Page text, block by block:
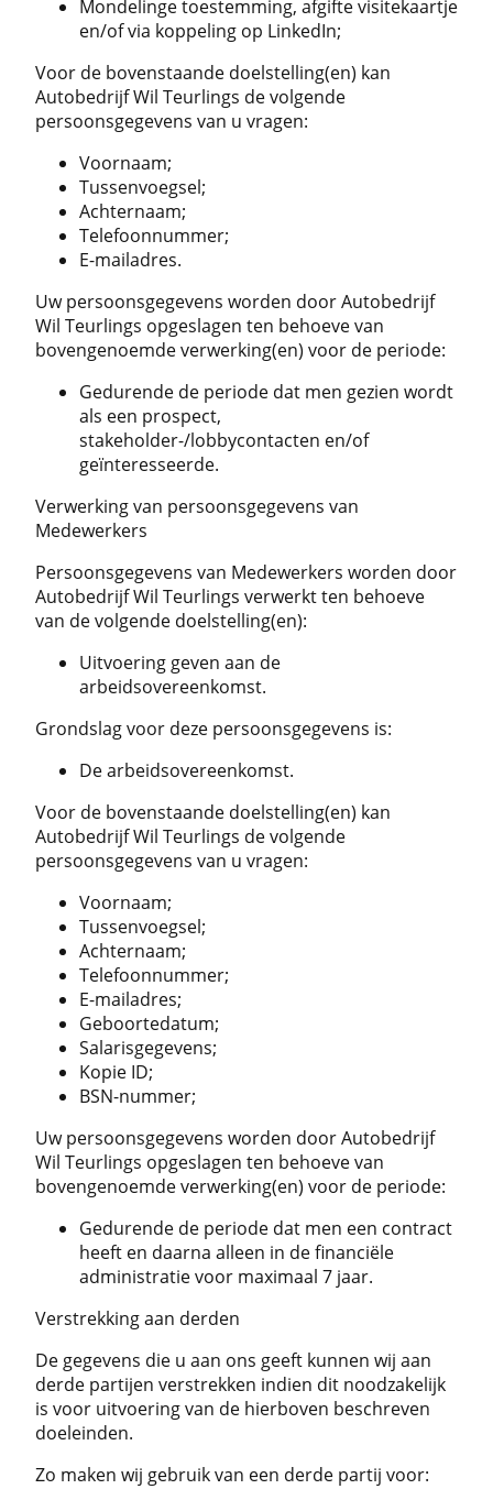
Mondelinge toestemming, afgifte visitekaartje
en/of via koppeling op LinkedIn;
Voor de bovenstaande doelstelling(en) kan
Autobedrijf Wil Teurlings de volgende
persoonsgegevens van u vragen:
Voornaam;
Tussenvoegsel;
Achternaam;
Telefoonnummer;
E-mailadres.
Uw persoonsgegevens worden door Autobedrijf
Wil Teurlings opgeslagen ten behoeve van
bovengenoemde verwerking(en) voor de periode:
Gedurende de periode dat men gezien wordt
als een prospect,
stakeholder-/lobbycontacten en/of
geïnteresseerde.
Verwerking van persoonsgegevens van
Medewerkers
Persoonsgegevens van Medewerkers worden door
Autobedrijf Wil Teurlings verwerkt ten behoeve
van de volgende doelstelling(en):
Uitvoering geven aan de
arbeidsovereenkomst.
Grondslag voor deze persoonsgegevens is:
De arbeidsovereenkomst.
Voor de bovenstaande doelstelling(en) kan
Autobedrijf Wil Teurlings de volgende
persoonsgegevens van u vragen:
Voornaam;
Tussenvoegsel;
Achternaam;
Telefoonnummer;
E-mailadres;
Geboortedatum;
Salarisgegevens;
Kopie ID;
BSN-nummer;
Uw persoonsgegevens worden door Autobedrijf
Wil Teurlings opgeslagen ten behoeve van
bovengenoemde verwerking(en) voor de periode:
Gedurende de periode dat men een contract
heeft en daarna alleen in de financiële
administratie voor maximaal 7 jaar.
Verstrekking aan derden
De gegevens die u aan ons geeft kunnen wij aan
derde partijen verstrekken indien dit noodzakelijk
is voor uitvoering van de hierboven beschreven
doeleinden.
Zo maken wij gebruik van een derde partij voor: